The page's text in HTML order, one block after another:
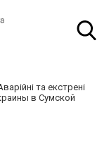
та екстрені
в Сумской